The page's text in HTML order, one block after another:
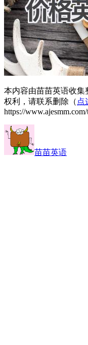
本内容由苗苗英语收
权利，请联系删除（ 点
https://
苗苗英语